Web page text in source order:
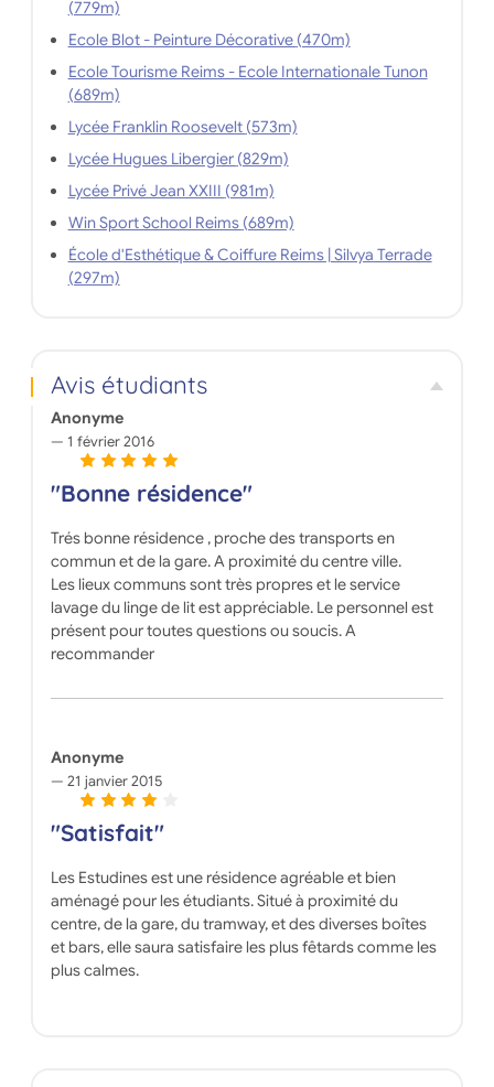
(779m)
Ecole Blot - Peinture Décorative (470m)
Ecole Tourisme Reims - Ecole Internationale Tunon
(689m)
Lycée Franklin Roosevelt (573m)
Lycée Hugues Libergier (829m)
Lycée Privé Jean XXIII (981m)
Win Sport School Reims (689m)
École d'Esthétique & Coiffure Reims | Silvya Terrade
(297m)
Avis étudiants
Anonyme
1 février 2016
"Bonne résidence"
Trés bonne résidence , proche des transports en
commun et de la gare. A proximité du centre ville.
Les lieux communs sont très propres et le service
lavage du linge de lit est appréciable. Le personnel est
présent pour toutes questions ou soucis. A
recommander
Anonyme
21 janvier 2015
"Satisfait"
Les Estudines est une résidence agréable et bien
aménagé pour les étudiants. Situé à proximité du
centre, de la gare, du tramway, et des diverses boîtes
et bars, elle saura satisfaire les plus fêtards comme les
plus calmes.